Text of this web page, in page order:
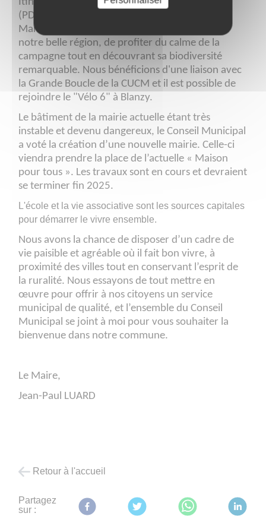
Itinéraires de Promenade et de Randonnée
(PDIPR) et reconnus par la Fédération des
Marcheurs. Ils permettent à tous de découvrir
notre belle région, de profiter du calme de la
campagne tout en découvrant sa biodiversité
remarquable. Nous bénéficions d'une liaison avec
la Grande Boucle de la CUCM et il est possible de
rejoindre le "Vélo 6" à Blanzy.
Le bâtiment de la mairie actuelle étant très
instable et devenu dangereux, le Conseil Municipal
a voté la création d’une nouvelle mairie. Celle-ci
viendra prendre la place de l’actuelle « Maison
pour tous ». Les travaux sont en cours et devraient
se terminer fin 2025.
L'école et la vie associative sont les sources capitales
pour démarrer le vivre ensemble.
Nous avons la chance de disposer d’un cadre de
vie paisible et agréable où il fait bon vivre, à
proximité des villes tout en conservant l’esprit de
la ruralité. Nous essayons de tout mettre en
œuvre pour offrir à nos citoyens un service
municipal de qualité, et l’ensemble du Conseil
Municipal se joint à moi pour vous souhaiter la
bienvenue dans notre commune.
Le Maire,
Jean-Paul LUARD
Retour à l'accueil
Partagez
sur :